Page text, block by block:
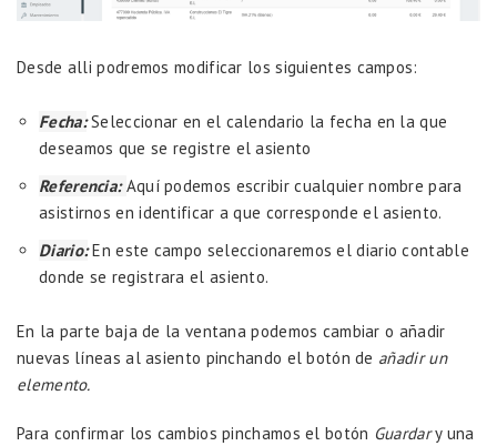
Desde alli podremos modificar los siguientes campos:
Fecha:Seleccionar en el calendario la fecha en la que
deseamos que se registre el asiento
Referencia: Aquí podemos escribir cualquier nombre para
asistirnos en identificar a que corresponde el asiento.
Diario:En este campo seleccionaremos el diario contable
donde se registrara el asiento.
En la parte baja de la ventana podemos cambiar o añadir
nuevas líneas al asiento pinchando el botón de añadir un
elemento.
Para confirmar los cambios pinchamos el botón Guardary una